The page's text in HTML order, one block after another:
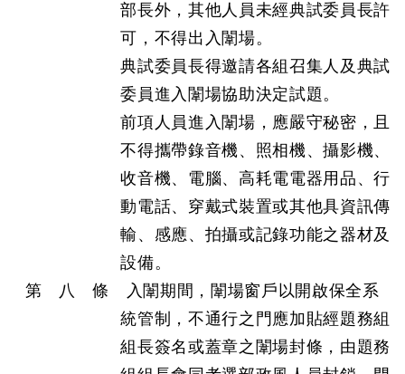
部長外，其他人員未經典試委員長許
可，不得出入闈場。
典試委員長得邀請各組召集人及典試
委員進入闈場協助決定試題。
前項人員進入闈場，應嚴守秘密，且
不得攜帶錄音機、照相機、攝影機、
收音機、電腦、高耗電電器用品、行
動電話、穿戴式裝置或其他具資訊傳
輸、感應、拍攝或記錄功能之器材及
設備。
第 八 條 入闈期間，闈場窗戶以開啟保全系
統管制，不通行之門應加貼經題務組
組長簽名或蓋章之闈場封條，由題務